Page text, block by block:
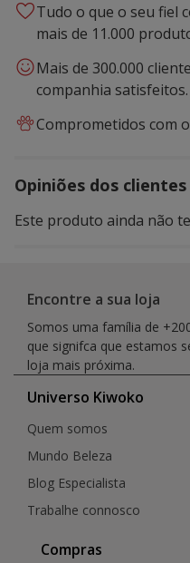
Tudo o que o seu fiel
mais de 11.000
Mais de 300.000
companhia satisfeitos.
Comprometidos com
Opiniões dos clientes
Este produto ainda não
Encontre a sua loja
Somos uma família de
que signifca que estamos
loja mais próxima.
Universo Kiwoko
Quem somos
Mundo Beleza
Blog Especialista
Trabalhe connosco
Compras